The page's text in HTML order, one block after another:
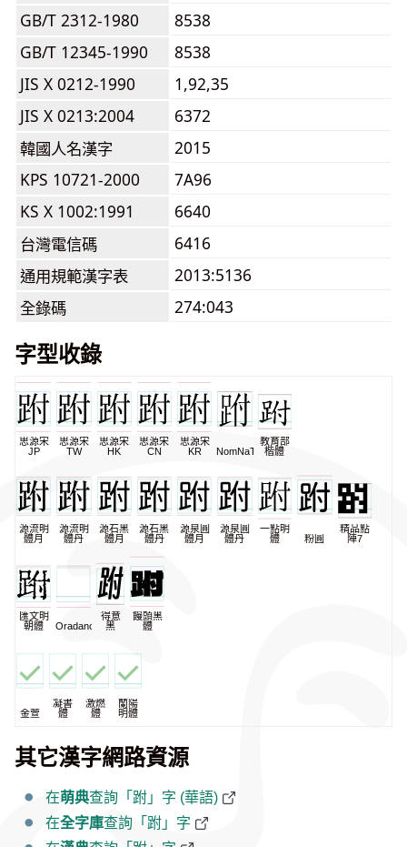
GB/T 2312-1980
8538
GB/T 12345-1990
8538
JIS X 0212-1990
1,92,35
JIS X 0213:2004
6372
韓國人名漢字
2015
KPS 10721-2000
7A96
KS X 1002:1991
6640
台灣電信碼
6416
通用規範漢字表
2013:5136
全錄碼
274:043
字型收錄
思源宋
JP
思源宋
TW
思源宋
HK
思源宋
CN
思源宋
KR
NomNaTong
教育部
楷體
源流明
體月
源流明
體丹
源石黑
體月
源石黑
體丹
源泉圓
體月
源泉圓
體丹
一點明
體
粉圓
精品點
陣7
匯文明
朝體
Oradano
得意
黑
饅頭黑
體
金萱
凝書
體
激燃
體
蘭陽
明體
其它漢字網路資源
在萌典查詢「跗」字 (華語)
在全字庫查詢「跗」字